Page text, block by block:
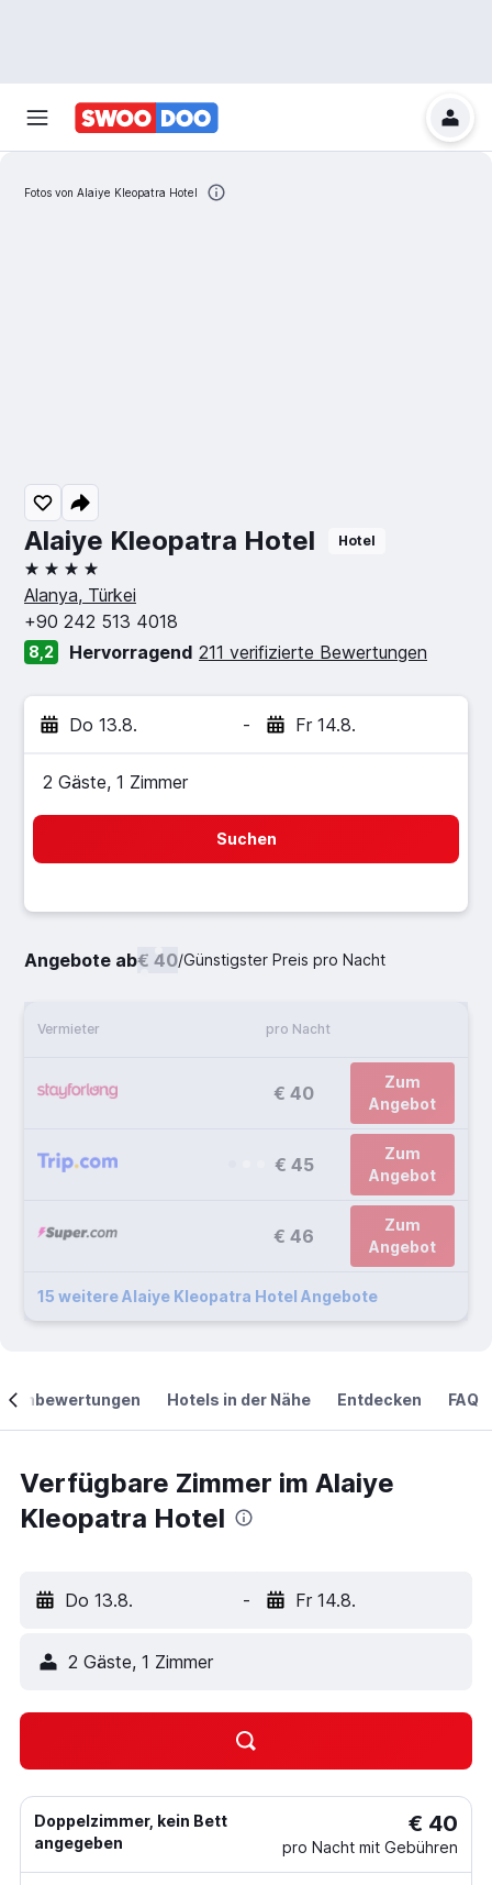
Alaiye Kleopatra Hotel Hotel
4 Sterne
Alanya, Türkei
+90 242 513 4018
8,2 Hervorragend 211 verifizierte Bewertungen
Do 13.8. - Fr 14.8.
2 Gäste, 1 Zimmer
Suchen
Angebote ab€ 40/Günstigster Preis pro Nacht
Vermieter pro Nacht
€ 40
Zum
Angebot
€ 45
Zum
Angebot
€ 46
Zum
Angebot
15 weitere Alaiye Kleopatra Hotel Angebote
Fotos von Alaiye Kleopatra Hotel
Hotels in der Nähe Entdecken FAQ
Verfügbare Zimmer im Alaiye
Kleopatra Hotel
Do 13.8. - Fr 14.8.
2 Gäste, 1 Zimmer
Doppelzimmer, kein Bett
angegeben
€ 40
pro Nacht mit Gebühren